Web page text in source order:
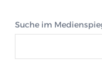
Suche im